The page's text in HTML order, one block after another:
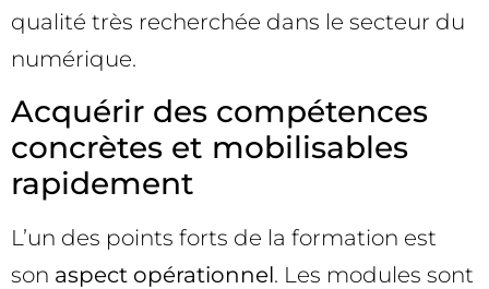
qualité très recherchée dans le secteur du
numérique.
Acquérir des compétences
concrètes et mobilisables
rapidement
L’un des points forts de la formation est
son aspect opérationnel. Les modules sont